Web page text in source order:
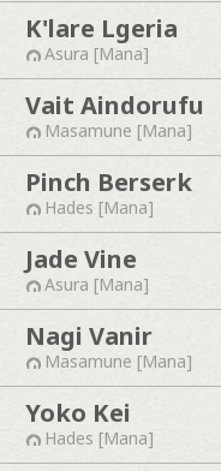
K'lare Lgeria
Asura [Mana]
Vait Aindorufu
Masamune [Mana]
Pinch Berserk
Hades [Mana]
Jade Vine
Asura [Mana]
Nagi Vanir
Masamune [Mana]
Yoko Kei
Hades [Mana]